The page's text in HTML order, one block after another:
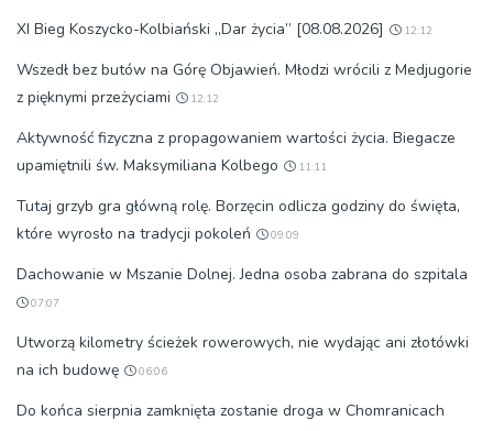
XI Bieg Koszycko-Kolbiański „Dar życia” [08.08.2026] 12:12
Wszedł bez butów na Górę Objawień. Młodzi wrócili z Medjugorie
z pięknymi przeżyciami
12:12
Aktywność fizyczna z propagowaniem wartości życia. Biegacze
upamiętnili św. Maksymiliana Kolbego
11:11
Tutaj grzyb gra główną rolę. Borzęcin odlicza godziny do święta,
które wyrosło na tradycji pokoleń
09:09
Dachowanie w Mszanie Dolnej. Jedna osoba zabrana do szpitala
07:07
Utworzą kilometry ścieżek rowerowych, nie wydając ani złotówki
na ich budowę
06:06
Do końca sierpnia zamknięta zostanie droga w Chomranicach